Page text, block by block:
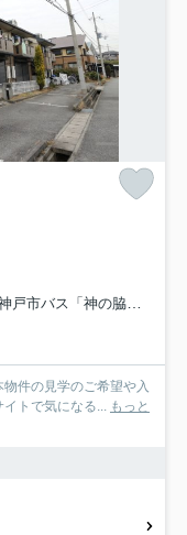
ス「神の脇」 停歩8分
件の見学のご希望や入
トで気になる... もっと